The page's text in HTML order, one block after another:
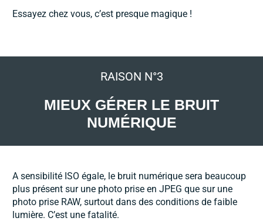
Essayez chez vous, c’est presque magique !
RAISON N°3
MIEUX GÉRER LE BRUIT
NUMÉRIQUE
A sensibilité ISO égale, le bruit numérique sera beaucoup
plus présent sur une photo prise en JPEG que sur une
photo prise RAW, surtout dans des conditions de faible
lumière. C’est une fatalité.